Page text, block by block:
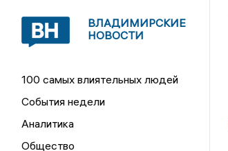
ВЛАДИМИРСКИЕ
НОВОСТИ
100 самых влиятельных людей
События недели
Аналитика
Общество